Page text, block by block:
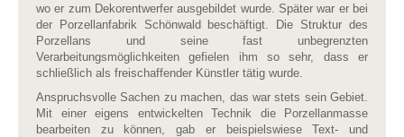
wo er zum Dekorentwerfer ausgebildet wurde. Später war er bei
der Porzellanfabrik Schönwald beschäftigt. Die Struktur des
Porzellans und seine fast unbegrenzten
Verarbeitungsmöglichkeiten gefielen ihm so sehr, dass er
schließlich als freischaffender Künstler tätig wurde.
Anspruchsvolle Sachen zu machen, das war stets sein Gebiet.
Mit einer eigens entwickelten Technik die Porzellanmasse
bearbeiten zu können, gab er beispielswiese Text- und